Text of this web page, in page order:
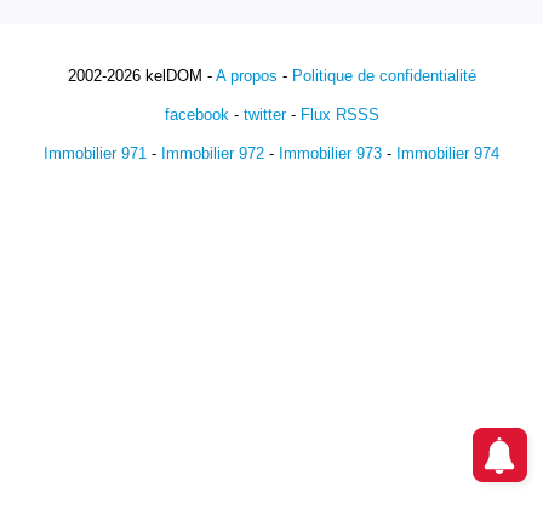
2002-2026 kelDOM - A propos - Politique de confidentialité
facebook- twitter- Flux RSSS
Immobilier 971 - Immobilier 972 - Immobilier 973 - Immobilier 974